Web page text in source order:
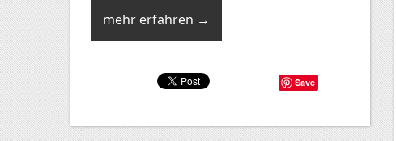
mehr erfahren →
Save